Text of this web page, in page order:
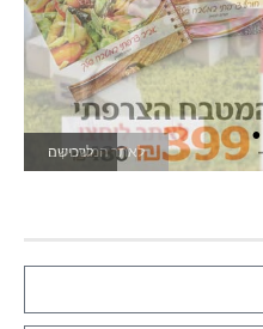
לאתר המשחקים